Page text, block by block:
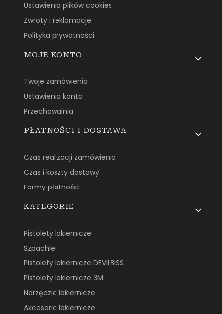
Ustawienia plików cookies
Zwroty i reklamacje
Polityka prywatności
MOJE KONTO
Twoje zamówienia
Ustawienia konta
Przechowalnia
PŁATNOŚCI I DOSTAWA
Czas realizacji zamówienia
Czas i koszty dostawy
Formy płatności
KATEGORIE
Pistolety lakiernicze
Szpachle
Pistolety lakiernicze DEVILBISS
Pistolety lakiernicze 3M
Narzędzia lakiernicze
Akcesoria lakiernicze